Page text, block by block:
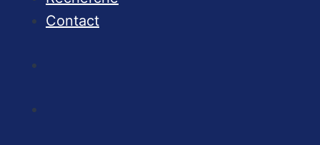
Contact